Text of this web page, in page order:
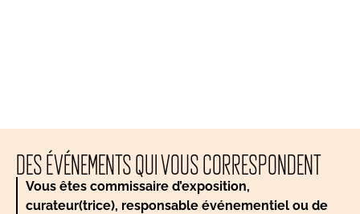
DES ÉVÉNEMENTS QUI VOUS CORRESPONDENT
Vous êtes commissaire d’exposition,
curateur(trice), responsable événementiel ou de